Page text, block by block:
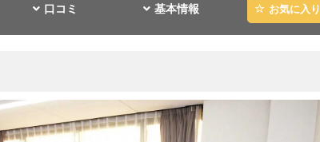
口コミ 基本情報 お気に入り